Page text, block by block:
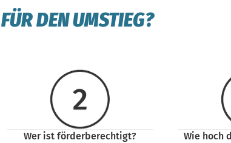
DEN UMSTIEG?
Wer ist förderberechtigt?
Wie hoch